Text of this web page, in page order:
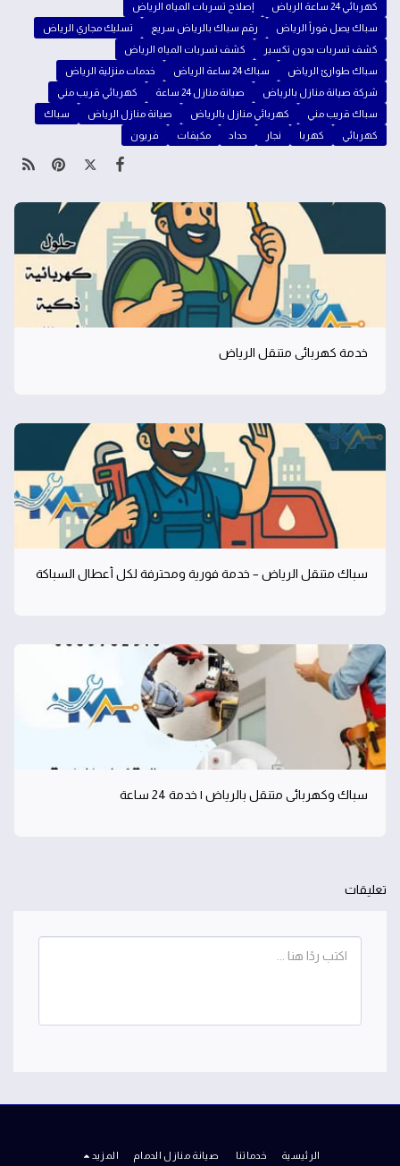
كهربائي 24 ساعة الرياض
إصلاح تسربات المياه الرياض
سباك يصل فوراً الرياض
رقم سباك بالرياض سريع
تسليك مجاري الرياض
كشف تسربات بدون تكسير
كشف تسربات المياه الرياض
سباك طوارئ الرياض
سباك 24 ساعة الرياض
خدمات منزلية الرياض
شركة صيانة منازل بالرياض
صيانة منازل 24 ساعة
كهربائي قريب مني
سباك قريب مني
كهربائي منازل بالرياض صيانة منازل الرياض
سباك
كهربائي
كهربا نجار حداد مكيفات فريون
خدمة كهربائي متنقل الرياض
سباك متنقل الرياض – خدمة فورية ومحترفة لكل أعطال السباكة
سباك وكهربائي متنقل بالرياض | خدمة 24 ساعة
تعليقات
الرئيسية خدماتنا صيانة منازل الدمام المزيد